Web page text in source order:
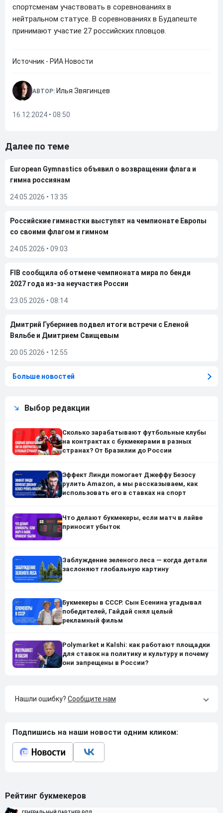
спортсменам участвовать в соревнованиях в
нейтральном статусе. В соревнованиях в Будапеште
принимают участие 27 российских пловцов.
Источник - РИА Новости
АВТОР: Илья Звягинцев
16.12.2024 • 08:50
Далее по теме
European Gymnastics объявил о возвращении флага и
гимна россиянам
24.05.2026 • 13:35
Российские гимнастки выступят на чемпионате Европы
со своими флагом и гимном
24.05.2026 • 09:03
FIB сообщила об отмене чемпионата мира по бенди
2027 года из-за неучастия России
23.05.2026 • 08:14
Дмитрий Губерниев подвел итоги встречи с Еленой
Вяльбе и Дмитрием Свищевым
20.05.2026 • 12:55
Больше новостей
Выбор редакции
Сколько зарабатывают футбольные клубы
на контрактах с букмекерами в разных
странах? От Бразилии до России
Эффект Линди помогает Джеффу Безосу
рулить Amazon, а мы рассказываем, как
использовать его в ставках на спорт
Что делают букмекеры, если матч в лайве
приносит убыток
Заблуждение зеленого леса — когда детали
заслоняют глобальную картину
Букмекеры в СССР. Сын Есенина угадывал
победителей, Гайдай снял целый
рекламный фильм
Polymarket и Kalshi: как работают площадки
для ставок на политику и культуру и почему
они запрещены в России?
Нашли ошибку? Сообщите нам
Подпишись на наши новости одним кликом:
Рейтинг букмекеров